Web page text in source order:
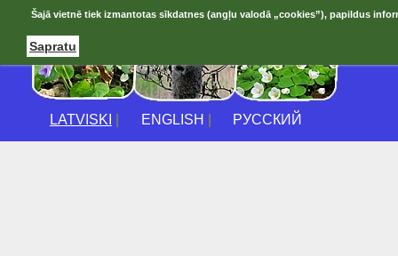
LATVISKI ENGLISH РУССКИЙ
Šajā vietnē tiek izmantotas sīkdatnes (angļu valodā „cookies”), papildus
Sapratu